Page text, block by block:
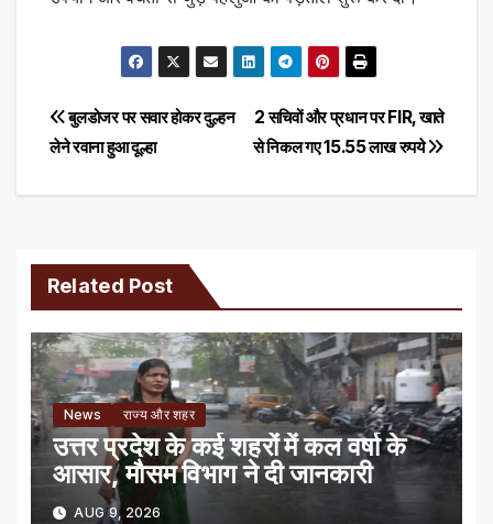
Post
navigation
2 सचिवों और प्रधान पर FIR, खाते
से निकल गए 15.55 लाख रुपये
बुलडोजर पर सवार होकर दुल्हन
लेने रवाना हुआ दूल्हा
Related Post
News राज्य और शहर
उत्तर प्रदेश के कई शहरों में कल वर्षा के
आसार, मौसम विभाग ने दी जानकारी
AUG 9, 2026